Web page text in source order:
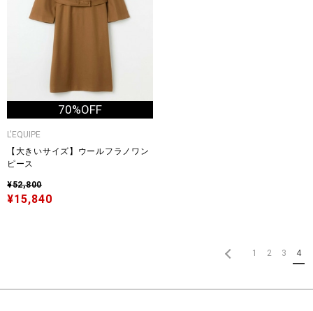
70%OFF
L'EQUIPE
【大きいサイズ】ウールフラノワン
ピース
¥52,800
¥15,840
1 2 3 4